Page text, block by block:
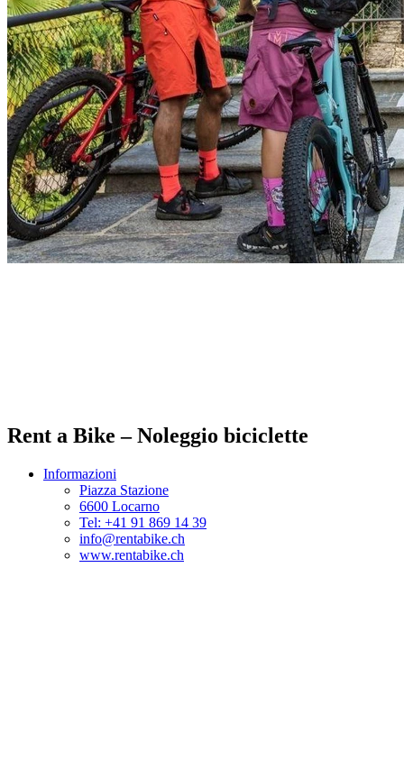
Rent a Bike – Noleggio biciclette
Informazioni
Piazza Stazione
6600 Locarno
Tel: +41 91 869 14 39
info@rentabike.ch
www.rentabike.ch